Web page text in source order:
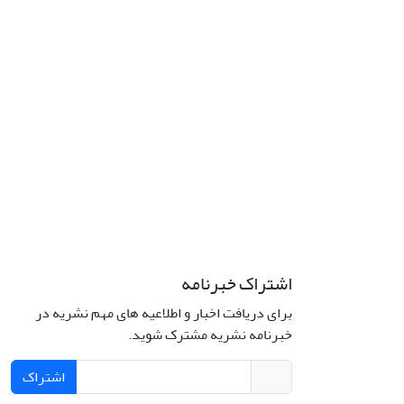
اشتراک خبرنامه
برای دریافت اخبار و اطلاعیه های مهم نشریه در
خبرنامه نشریه مشترک شوید.
اشتراک